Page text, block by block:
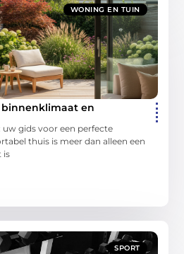
WONING EN TUIN
binnenklimaat en
gids voor een perfecte
thuis is meer dan alleen een
is
SPORT